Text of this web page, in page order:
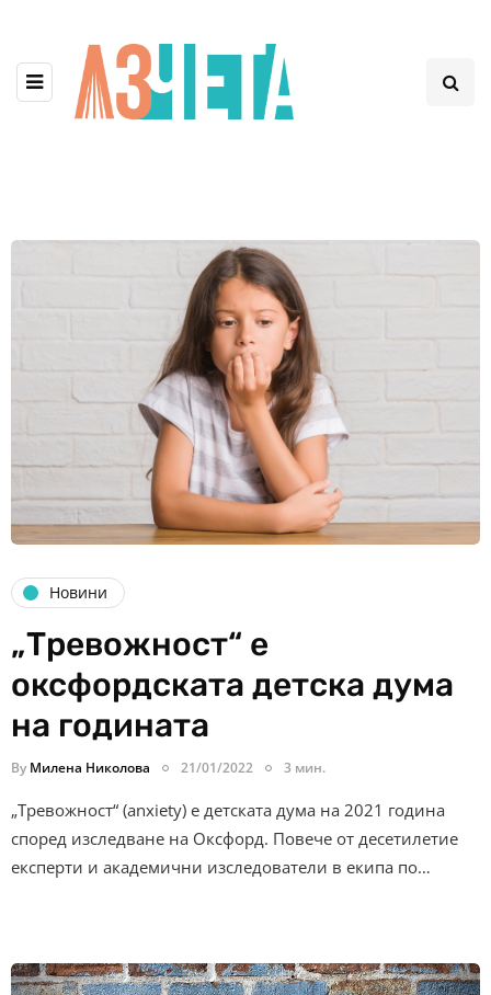
Новини
„Тревожност“ е
оксфордската детска дума
на годината
By Милена Николова 21/01/2022 3 мин.
„Тревожност“ (anxiety) e детската дума на 2021 година
според изследване на Оксфорд. Повече от десетилетие
експерти и академични изследователи в екипа по…